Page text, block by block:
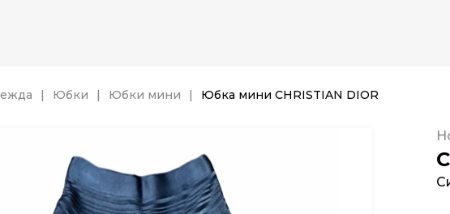
Юбки Юбки мини Юбка мини CHRISTIAN DIOR